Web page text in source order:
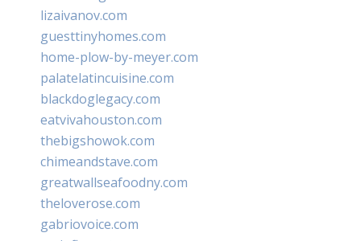
lizaivanov.com
guesttinyhomes.com
home-plow-by-meyer.com
palatelatincuisine.com
blackdoglegacy.com
eatvivahouston.com
thebigshowok.com
chimeandstave.com
greatwallseafoodny.com
theloverose.com
gabriovoice.com